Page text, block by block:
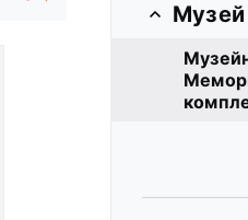
Музей